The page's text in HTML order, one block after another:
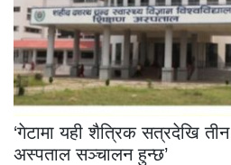
‘गेटामा यही शैत्रिक सत्रदेखि
अस्पताल सञ्चालन हुन्छ’